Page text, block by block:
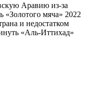
Аравию из-за
«Золотого мяча» 2022
и недостатком
«Аль-Иттихад»